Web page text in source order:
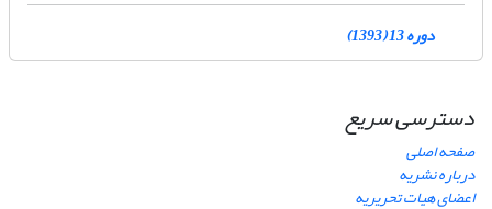
دوره 13 (1393)
دسترسی سریع
صفحه اصلی
درباره نشریه
اعضای هیات تحریریه